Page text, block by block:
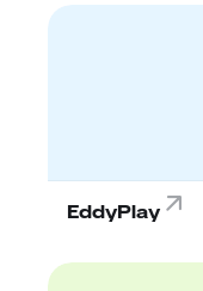
EddyPlay